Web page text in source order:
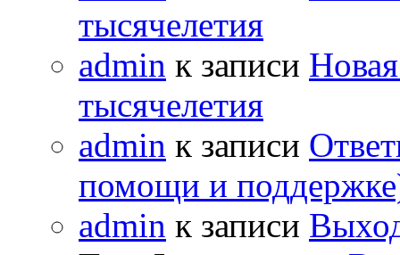
тысячелетия
admin к записи
тысячелетия
admin к записи
помощи и
admin к записи